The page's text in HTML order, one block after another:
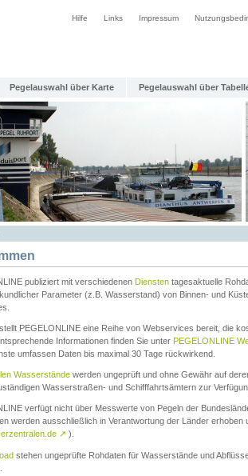
Hilfe Links Impressum
Pegelauswahl über Karte Pegelauswahl über
publiziert mit verschiedenen Diensten tagesaktuelle
Parameter (z.B. Wasserstand) von Binnen- und
PEGELONLINE eine Reihe von Webservices bereit, die
Informationen finden Sie unter PEGELONLINE
umfassen Daten bis maximal 30 Tage rückwirkend.
Wasserstände werden ungeprüft und ohne Gewähr auf
Wasserstraßen- und Schifffahrtsämtern zur
verfügt nicht über Messwerte von Pegeln der
werden ausschließlich in Verantwortung der Länder erhoben
↗ ).
stehen ungeprüfte Rohdaten für Wasserstände und